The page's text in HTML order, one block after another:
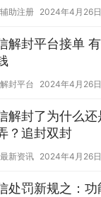
助注册 2024年4月26日
解封平台接单
封平台 2024年4月26日
解封了为什么
？追封双封
新资讯 2024年4月26日
处罚新规之：